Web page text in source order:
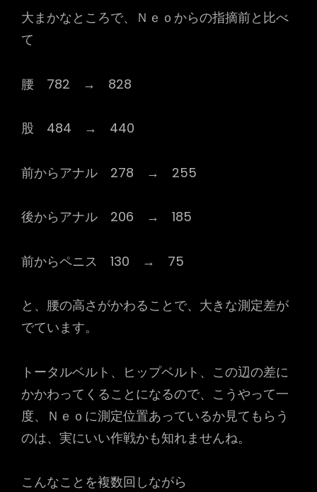
大まかなところで、Ｎｅｏからの指摘前と比べ
て
腰 782 → 828
股 484 → 440
前からアナル 278 → 255
後からアナル 206 → 185
前からペニス 130 → 75
と、腰の高さがかわることで、大きな測定差が
でています。
トータルベルト、ヒップベルト、この辺の差に
かかわってくることになるので、こうやって一
度、Ｎｅｏに測定位置あっているか見てもらう
のは、実にいい作戦かも知れませんね。
こんなことを複数回しながら